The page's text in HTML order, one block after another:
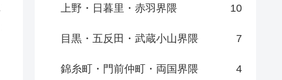
上野・日暮里・赤羽界隈 10
目黒・五反田・武蔵小山界隈 7
錦糸町・門前仲町・両国界隈 4